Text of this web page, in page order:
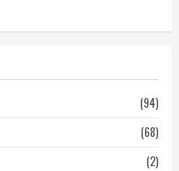
(94)
(68)
(2)